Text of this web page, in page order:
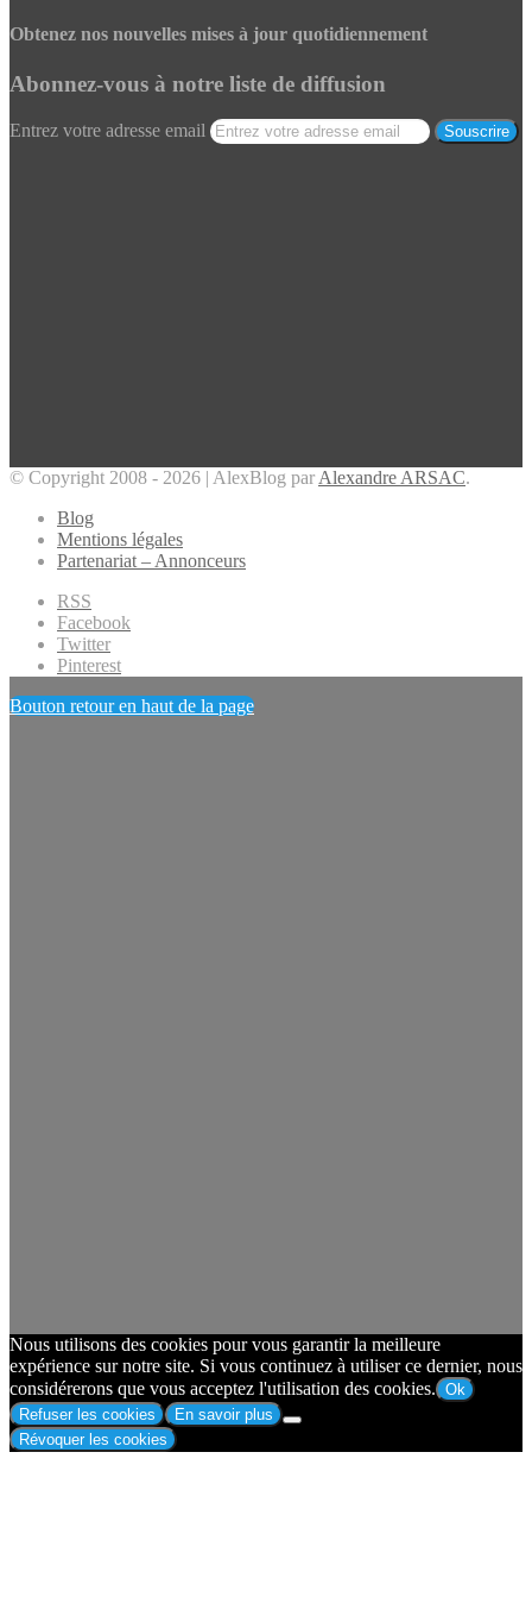
Obtenez nos nouvelles mises à jour quotidiennement
Abonnez-vous à notre liste de diffusion
Entrez votre adresse email
© Copyright 2008 - 2026 | AlexBlog par Alexandre ARSAC.
Blog
Mentions légales
Partenariat – Annonceurs
RSS
Facebook
Twitter
Pinterest
Bouton retour en haut de la page
Nous utilisons des cookies pour vous garantir la meilleure
expérience sur notre site. Si vous continuez à utiliser ce dernier, nous
considérerons que vous acceptez l'utilisation des cookies. Ok
Refuser les cookies
En savoir plus
Révoquer les cookies